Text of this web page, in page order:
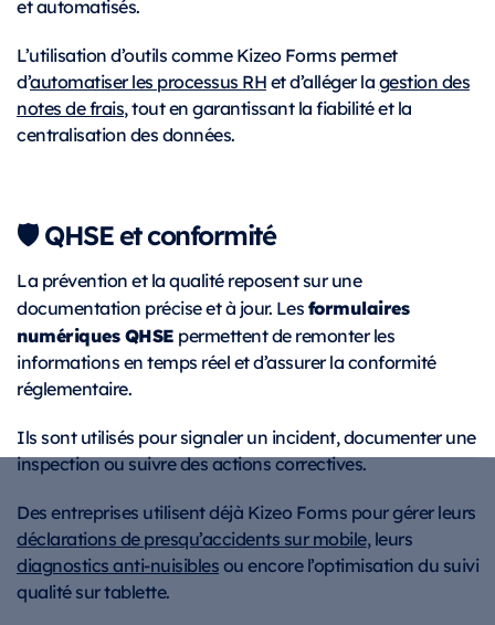
et automatisés.
L’utilisation d’outils comme Kizeo Forms permet
d’automatiser les processus RHet d’alléger lagestion des
notes de frais, tout en garantissant la fiabilité et la
centralisation des données.
🛡️ QHSE et conformité
La prévention et la qualité reposent sur une
documentation précise et à jour. Lesformulaires
numériques QHSE permettent de remonter les
informations en temps réel et d’assurer la conformité
réglementaire.
Ils sont utilisés pour signaler un incident, documenter une
inspection ou suivre des actions correctives.
Des entreprises utilisent déjà Kizeo Forms pour gérer leurs
déclarations de presqu’accidents sur mobile, leurs
diagnostics anti-nuisiblesou encore l’optimisation du suivi
qualité sur tablette.